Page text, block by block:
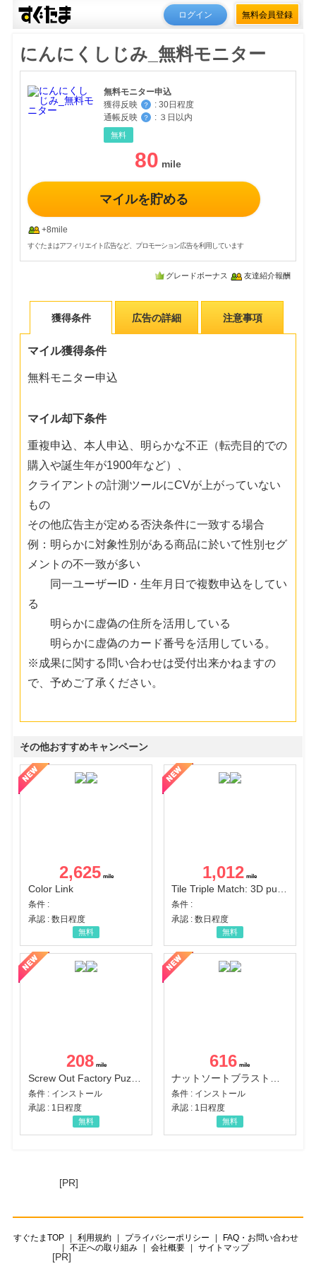
ログイン 無料会員登録
にんにくしじみ_無料モニター
無料モニター申込
獲得反映
？ : 30日程度
通帳反映
？ : ３日以内
無料
80
マイルを貯める
+8mile
すぐたまはアフィリエイト広告など、プロモーション広告を利用しています
グレードボーナス 友達紹介報酬
獲得条件 広告の詳細 注意事項
マイル獲得条件
無料モニター申込
マイル却下条件
重複申込、本人申込、明らかな不正（転売目的での
購入や誕生年が1900年など）、
クライアントの計測ツールにCVが上がっていない
もの
その他広告主が定める否決条件に一致する場合
例：明らかに対象性別がある商品に於いて性別セグ
メントの不一致が多い
同一ユーザーID・生年月日で複数申込をしてい
る
明らかに虚偽の住所を活用している
明らかに虚偽のカード番号を活用している。
※成果に関する問い合わせは受付出来かねますの
で、予めご了承ください。
その他おすすめキャンペーン
2,625
Color Link
条件 :
承認 : 数日程度
無料
1,012
Tile Triple Match: 3D puzzle
条件 :
承認 : 数日程度
無料
208
Screw Out Factory Puzzle 3D（経験値バーのマイルストーンを5にする（ユーザーレベル5に到達する））（Android）
条件 : インストール
承認 : 1日程度
無料
616
条件 : インストール
承認 : 1日程度
無料
[PR]
すぐたまTOP 利用規約 プライバシーポリシー
FAQ・お問い合わせ
不正への取り組み
会社概要 サイトマップ
[PR]